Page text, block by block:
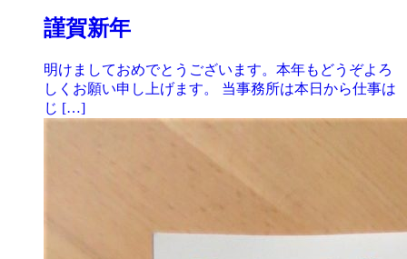
謹賀新年
明けましておめでとうございます。本年もどうぞよろ
しくお願い申し上げます。 当事務所は本日から仕事は
じ […]